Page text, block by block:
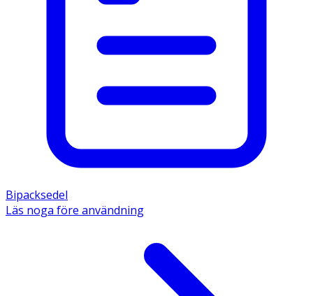
Bipacksedel
Läs noga före användning